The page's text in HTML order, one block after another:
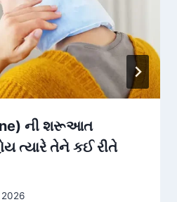
ની શરૂઆત
ત્યારે તેને કઈ રીતે
2026